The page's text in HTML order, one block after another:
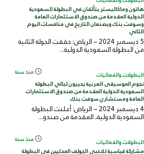
هاتون وماكاليستر يتألقان في البطولة السعودية
الدولية المقدمة من صندوق الاستثمارات العامة
وسوفت بنك ويصنعان التاريخ في منافسات اليوم
الثاني
5 ديسمبر 2024 – الرياض: حققت الجولة الثانية
من البطولة السعودية الدولية...
البطولات والفعاليات منذ سنة
نجوم الموسيقى العربية يحييون ليالي البطولة
السعودية الدولية المقدمة من صندوق الاستثمارات
العامة ومستشاري سوفت بنك
4 ديسمبر 2024 – الرياض: أعلنت البطولة
السعودية الدولية، المقدمة من صندو...
البطولات والفعاليات منذ سنة
مشاركة قياسية للاعبي الجولف المحليين في البطولة